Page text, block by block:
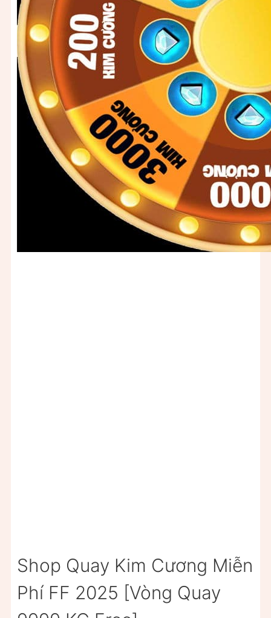
Shop Quay Kim Cương Miễn
Phí FF 2025 [Vòng Quay